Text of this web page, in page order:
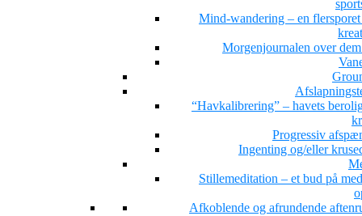
Mind-wandering – en
Morgenjournalen over
“Havkalibrering” – havets
Progressiv
Ingenting og/eller
Stillemeditation – et bud på
Afkoblende og afrundende